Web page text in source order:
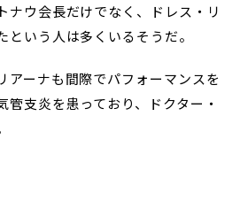
ナウ会長だけでなく、ドレス・リ
という人は多くいるそうだ。
アーナも間際でパフォーマンスを
管支炎を患っており、ドクター・